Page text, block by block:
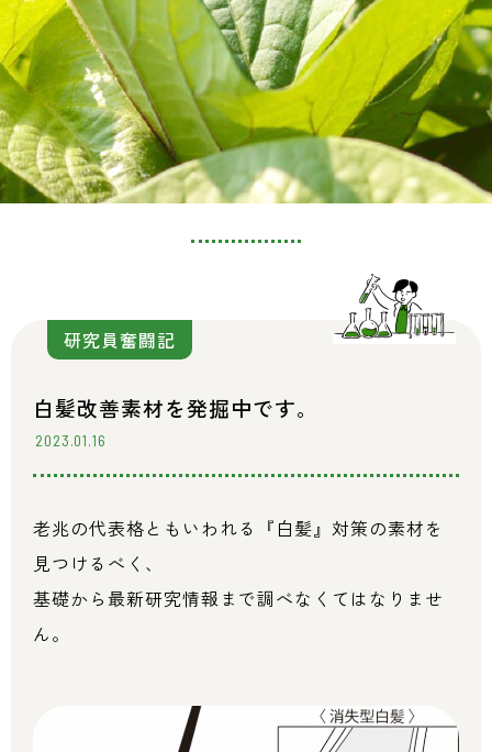
研究員奮闘記
白髪改善素材を発掘中です。
2023.01.16
老兆の代表格ともいわれる『白髪』対策の素材を
見つけるべく、
基礎から最新研究情報まで調べなくてはなりませ
ん。